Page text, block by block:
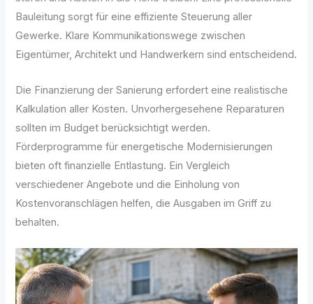
Bauleitung sorgt für eine effiziente Steuerung aller
Gewerke. Klare Kommunikationswege zwischen
Eigentümer, Architekt und Handwerkern sind entscheidend.
Die Finanzierung der Sanierung erfordert eine realistische
Kalkulation aller Kosten. Unvorhergesehene Reparaturen
sollten im Budget berücksichtigt werden.
Förderprogramme für energetische Modernisierungen
bieten oft finanzielle Entlastung. Ein Vergleich
verschiedener Angebote und die Einholung von
Kostenvoranschlägen helfen, die Ausgaben im Griff zu
behalten.